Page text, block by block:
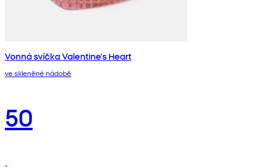
Vonná svíčka Valentine's Heart
ve skleněné nádobě
50